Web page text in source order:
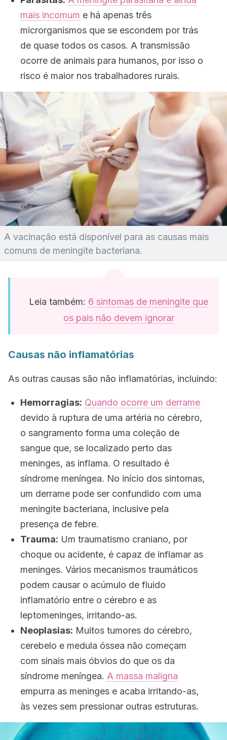
mais incomum e há apenas três
microrganismos que se escondem por trás
de quase todos os casos. A transmissão
ocorre de animais para humanos, por isso o
risco é maior nos trabalhadores rurais.
A vacinação está disponível para as causas mais
comuns de meningite bacteriana.
Leia também: 6 sintomas de meningite que
os pais não devem ignorar
Causas não inflamatórias
As outras causas são não inflamatórias, incluindo:
Hemorragias: Quando ocorre um derrame
devido à ruptura de uma artéria no cérebro,
o sangramento forma uma coleção de
sangue que, se localizado perto das
meninges, as inflama. O resultado é
síndrome meníngea. No início dos sintomas,
um derrame pode ser confundido com uma
meningite bacteriana, inclusive pela
presença de febre.
Trauma: Um traumatismo craniano, por
choque ou acidente, é capaz de inflamar as
meninges. Vários mecanismos traumáticos
podem causar o acúmulo de fluido
inflamatório entre o cérebro e as
leptomeninges, irritando-as.
Neoplasias: Muitos tumores do cérebro,
cerebelo e medula óssea não começam
com sinais mais óbvios do que os da
síndrome meníngea. A massa maligna
empurra as meninges e acaba irritando-as,
às vezes sem pressionar outras estruturas.